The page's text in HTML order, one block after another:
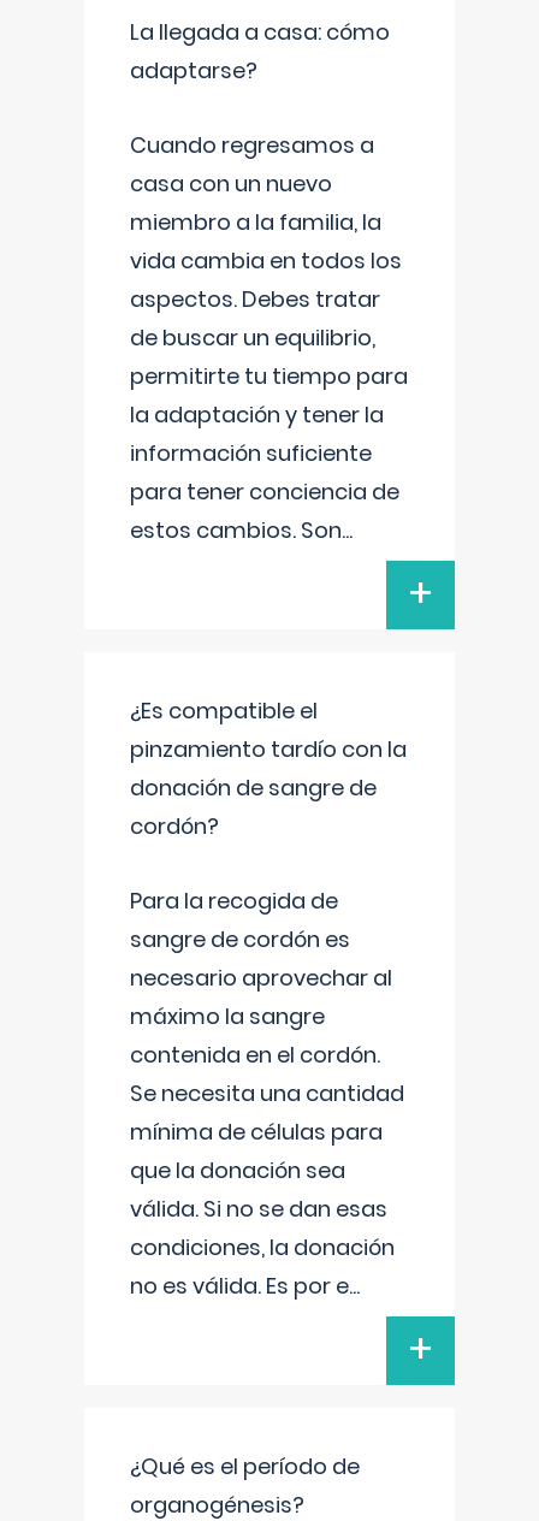
La llegada a casa: cómo
adaptarse?
Cuando regresamos a
casa con un nuevo
miembro a la familia, la
vida cambia en todos los
aspectos. Debes tratar
de buscar un equilibrio,
permitirte tu tiempo para
la adaptación y tener la
información suficiente
para tener conciencia de
estos cambios. Son...
+
¿Es compatible el
pinzamiento tardío con la
donación de sangre de
cordón?
Para la recogida de
sangre de cordón es
necesario aprovechar al
máximo la sangre
contenida en el cordón.
Se necesita una cantidad
mínima de células para
que la donación sea
válida. Si no se dan esas
condiciones, la donación
no es válida. Es por e...
+
¿Qué es el período de
organogénesis?